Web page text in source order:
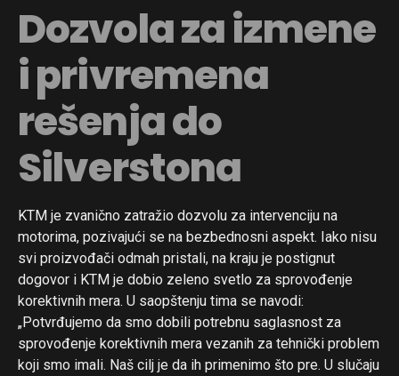
Dozvola za izmene
i privremena
rešenja do
Silverstona
KTM je zvanično zatražio dozvolu za intervenciju na
motorima, pozivajući se na bezbednosni aspekt. Iako nisu
svi proizvođači odmah pristali, na kraju je postignut
dogovor i KTM je dobio zeleno svetlo za sprovođenje
korektivnih mera. U saopštenju tima se navodi:
„Potvrđujemo da smo dobili potrebnu saglasnost za
sprovođenje korektivnih mera vezanih za tehnički problem
koji smo imali. Naš cilj je da ih primenimo što pre. U slučaju